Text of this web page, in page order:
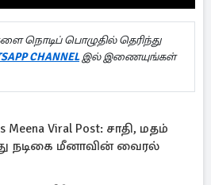
நொடிப் பொழுதில் தெரிந்து
CHANNELஇல் இணையுங்கள்
Meena Viral Post: சாதி, மதம்
நடிகை மீனாவின் வைரல்